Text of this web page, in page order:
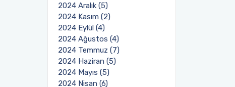
2024 Aralık (5)
2024 Kasım (2)
2024 Eylül (4)
2024 Ağustos (4)
2024 Temmuz (7)
2024 Haziran (5)
2024 Mayıs (5)
2024 Nisan (6)